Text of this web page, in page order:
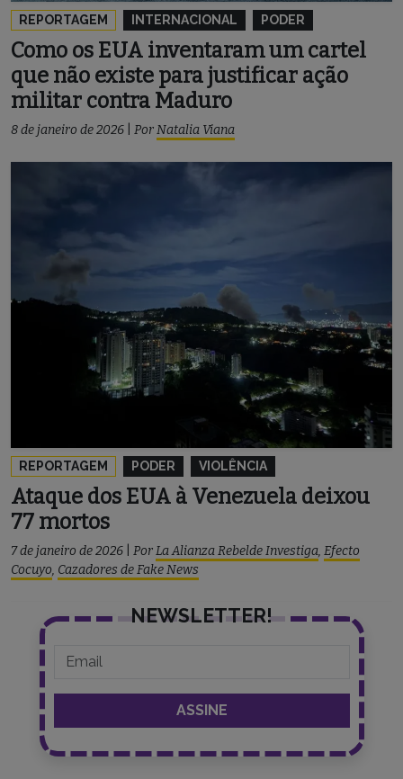
REPORTAGEM INTERNACIONAL PODER
Como os EUA inventaram um cartel
que não existe para justificar ação
militar contra Maduro
8 de janeiro de 2026 PorNatalia Viana
REPORTAGEM PODER VIOLÊNCIA
Ataque dos EUA à Venezuela deixou
77 mortos
7 de janeiro de 2026 PorLa Alianza Rebelde Investiga, Efecto
Cocuyo, Cazadores de Fake News
NEWSLETTER!